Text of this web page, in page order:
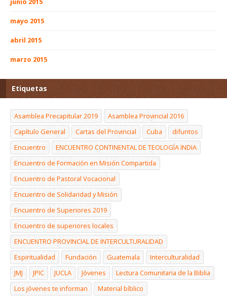
mayo 2015
abril 2015
marzo 2015
Etiquetas
Asamblea Precapitular 2019
Asamblea Provincial 2016
Capítulo General
Cartas del Provincial Cuba
difuntos
Encuentro
ENCUENTRO CONTINENTAL DE TEOLOGÍA INDIA
Encuentro de Formación en Misión Compartida
Encuentro de Pastoral Vocacional
Encuentro de Solidaridad y Misión
Encuentro de Superiores 2019
Encuentro de superiores locales
ENCUENTRO PROVINCIAL DE INTERCULTURALIDAD
Espiritualidad
Fundación Guatemala
Interculturalidad
JMJ
JPIC JUCLA Jóvenes
Lectura Comunitaria de la Biblia
Los jóvenes te informan
Material bíblico